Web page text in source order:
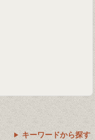
キーワードから探す